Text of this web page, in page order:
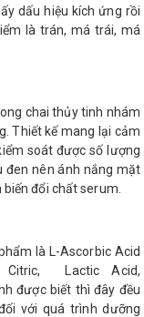
dấu hiệu kích ứng rồi
là trán, má trái, má
chai thủy tinh nhám
Thiết kế mang lại cảm
soát được số lượng
đen nên ánh nắng mặt
đổi chất serum.
là L-Ascorbic Acid
Citric, Lactic Acid,
được biết thì đây đều
với quá trình dưỡng